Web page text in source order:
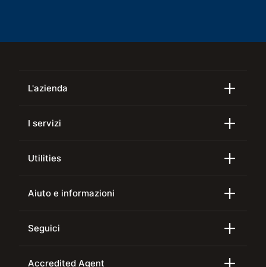
L'azienda
I servizi
Utilities
Aiuto e informazioni
Seguici
Accredited Agent